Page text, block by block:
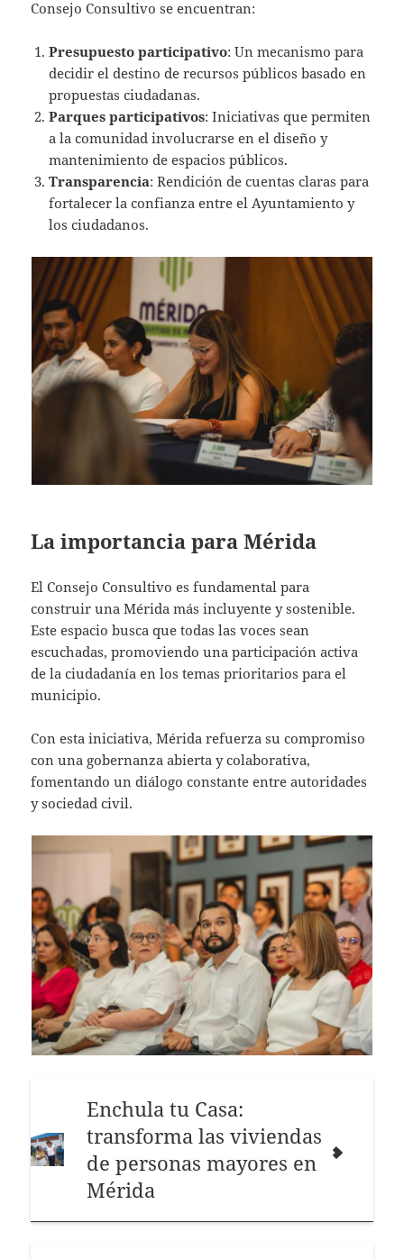
Consejo Consultivo se encuentran:
Presupuesto participativo: Un mecanismo para
decidir el destino de recursos públicos basado en
propuestas ciudadanas.
Parques participativos: Iniciativas que permiten
a la comunidad involucrarse en el diseño y
mantenimiento de espacios públicos.
Transparencia: Rendición de cuentas claras para
fortalecer la confianza entre el Ayuntamiento y
los ciudadanos.
La importancia para Mérida
El Consejo Consultivo es fundamental para
construir una Mérida más incluyente y sostenible.
Este espacio busca que todas las voces sean
escuchadas, promoviendo una participación activa
de la ciudadanía en los temas prioritarios para el
municipio.
Con esta iniciativa, Mérida refuerza su compromiso
con una gobernanza abierta y colaborativa,
fomentando un diálogo constante entre autoridades
y sociedad civil.
Enchula tu Casa:
transforma las viviendas
de personas mayores en
Mérida